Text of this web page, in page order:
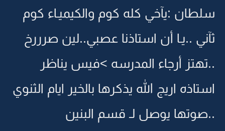
سلطان :يآخي كله كوم والكيميـاء كوم
ثآني ..يـا أن استاذنا عصبي..لين صرررخ
..تهتز أرجاء المدرسه >فيس يناظر
استاذه اريج الله يذكرها بالخير ايام الثنوي
..صوتها يوصل لـ قسم البنين